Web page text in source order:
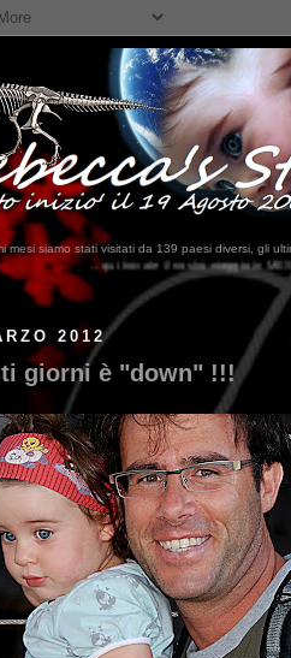
mesi siamo stati visitati da 139 paesi diversi, gli
in MESSICO 2023...clikka qui !!!
2012
giorni è "down" !!!